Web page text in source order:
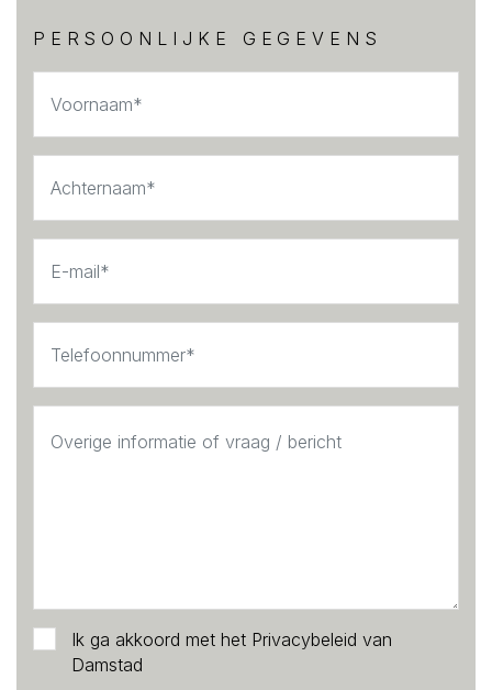
PERSOONLIJKE GEGEVENS
Ik ga akkoord met het Privacybeleid van
Damstad